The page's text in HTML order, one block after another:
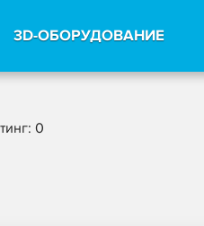
3D-ОБОРУДОВАНИЕ
0